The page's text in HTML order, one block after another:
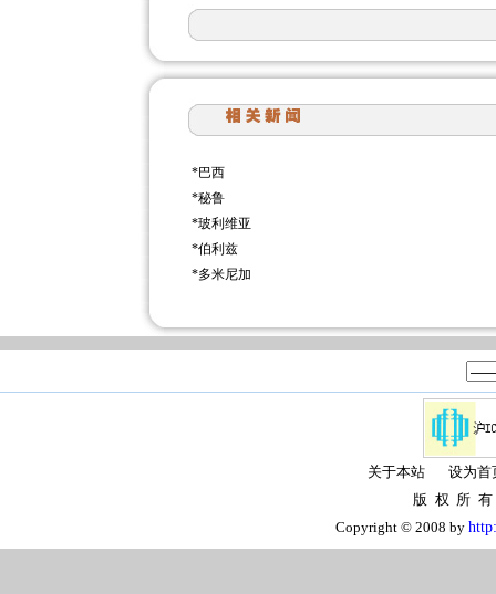
*巴西
*秘鲁
*玻利维亚
*伯利兹
*多米尼加